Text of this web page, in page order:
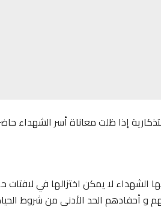
إذا ظلت معاناة أسر
الشهداء لا يمكن اختزالها في
و أحفادهم الحد الأدنى من شروط